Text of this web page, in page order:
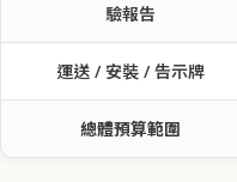
驗報告
運送 / 安裝 / 告示牌
總體預算範圍